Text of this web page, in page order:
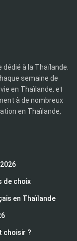
à la Thaïlande.
semaine de
en Thaïlande, et
à de nombreux
en Thaïlande,
de choix
en Thaïlande
choisir ?